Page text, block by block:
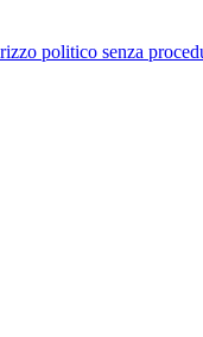
politico senza